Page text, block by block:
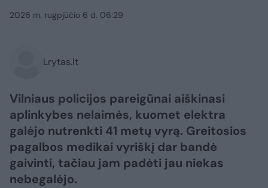
2026 m. rugpjūčio 6 d. 06:29
Lrytas.lt
Vilniaus policijos pareigūnai aiškinasi
aplinkybes nelaimės, kuomet elektra
galėjo nutrenkti 41 metų vyrą. Greitosios
pagalbos medikai vyriškį dar bandė
gaivinti, tačiau jam padėti jau niekas
nebegalėjo.